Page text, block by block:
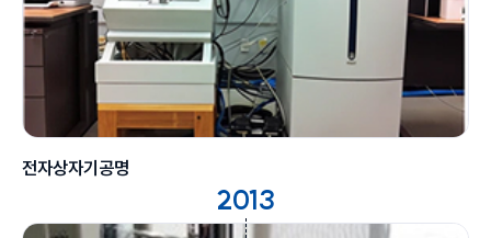
전자상자기공명
2013